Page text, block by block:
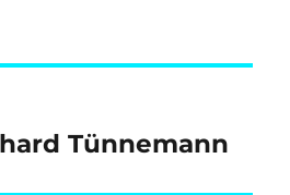
Tünnemann